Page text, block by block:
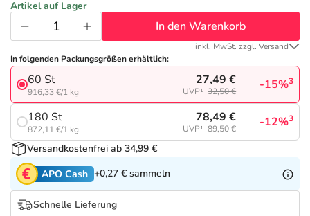
Tierapotheke
Vitamine & Mineralstoffe
Marken
Salus Deals
Artikel auf Lager
In den Warenkorb
inkl. MwSt. zzgl. Versand
In folgenden Packungsgrößen erhältlich:
60 St
916,33 €/1 kg
27,49 €
UVP¹ 32,50 € -15%3
180 St
872,11 €/1 kg
78,49 €
UVP¹ 89,50 € -12%3
Versandkostenfrei ab 34,99 €
APO Cash +0,27 € sammeln
Schnelle Lieferung